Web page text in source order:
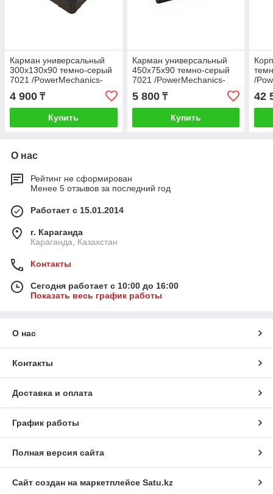
Карман универсальный
300х130х90 темно-серый
7021 /PowerMechanics-
SM1112D/
4 900 ₸
Купить
Карман универсальный
450х75х90 темно-серый
7021 /PowerMechanics-
SM1102D/
5 800₸
Купить
/
42
О нас
Рейтинг не сформирован
Менее 5 отзывов за последний год
Работает с 15.01.2014
г. Караганда
Караганда, Казахстан
Контакты
Сегодня работает с 10:00 до 16:00
Показать весь график работы
О нас
Контакты
Доставка и оплата
График работы
Полная версия сайта
Сайт создан на маркетплейсе Satu.kz